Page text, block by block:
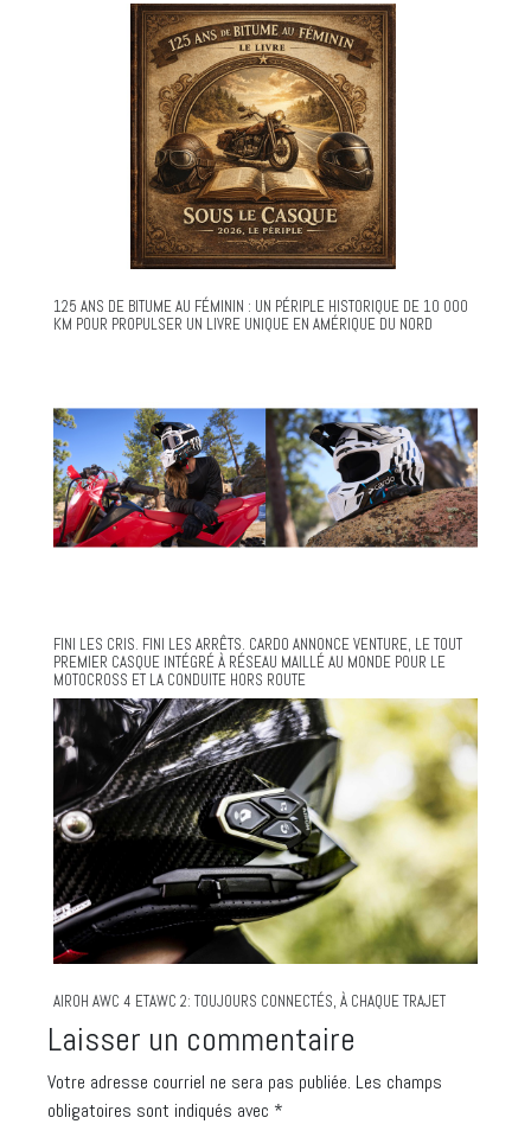
125 ANS DE BITUME AU FÉMININ : UN PÉRIPLE HISTORIQUE DE 10 000
KM POUR PROPULSER UN LIVRE UNIQUE EN AMÉRIQUE DU NORD
FINI LES CRIS. FINI LES ARRÊTS. CARDO ANNONCE VENTURE, LE TOUT
PREMIER CASQUE INTÉGRÉ À RÉSEAU MAILLÉ AU MONDE POUR LE
MOTOCROSS ET LA CONDUITE HORS ROUTE
AIROH AWC 4 ETAWC 2: TOUJOURS CONNECTÉS, À CHAQUE TRAJET
Laisser un commentaire
Votre adresse courriel ne sera pas publiée. Les champs
obligatoires sont indiqués avec *